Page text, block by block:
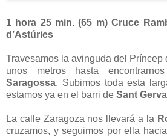
1 hora 25 min. (65 m) Cruce
d’Astúries
Travesamos la avinguda del Príncep
unos metros hasta
Saragossa. Subimos toda esta
estamos ya en el barri de Sant
La calle Zaragoza nos llevará a la
cruzamos, y seguimos por ella